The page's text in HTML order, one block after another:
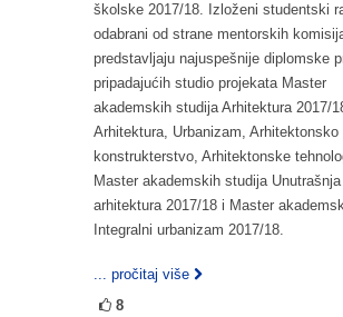
školske 2017/18. Izloženi studentski
odabrani od strane mentorskih
predstavljaju najuspešnije diplomske
pripadajućih studio projekata Master
akademskih studija Arhitektura 2017/
Arhitektura, Urbanizam, Arhitektonsko
konstrukterstvo, Arhitektonske
Master akademskih studija Unutrašnja
arhitektura 2017/18 i Master
Integralni urbanizam 2017/18.
... pročitaj više
8